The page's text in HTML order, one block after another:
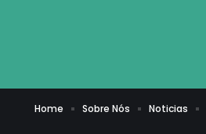
Home Sobre Nós Noticias